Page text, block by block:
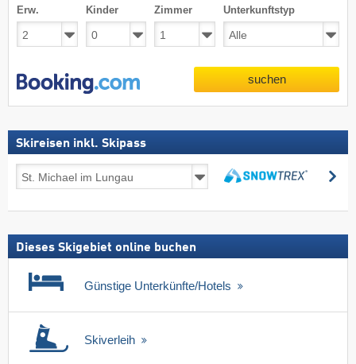
Erw. Kinder Zimmer Unterkunftstyp
suchen
Skireisen inkl. Skipass
inkl.
Dieses Skigebiet online buchen
Günstige Unterkünfte/Hotels
Skiverleih